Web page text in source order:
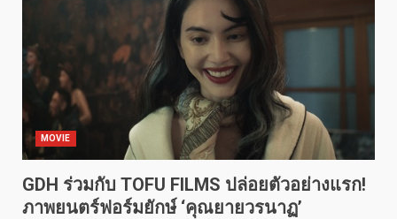
MOVIE
GDH ร่วมกับ TOFU FILMS ปล่อยตัวอย่างแรก!
ภาพยนตร์ฟอร์มยักษ์ ‘คุณยายวรนาฏ’